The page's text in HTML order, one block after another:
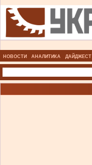
НОВОСТИ АНАЛИТИКА ДАЙДЖЕСТ